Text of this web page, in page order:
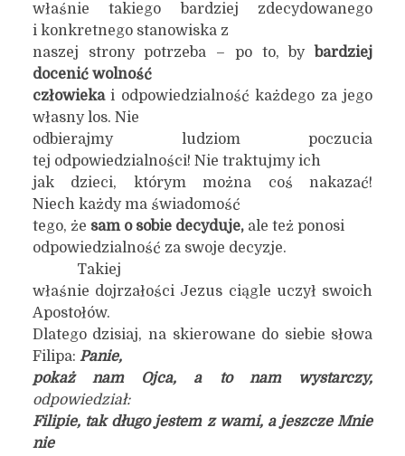
właśnie takiego bardziej zdecydowanego
i konkretnego stanowiska z
naszej strony potrzeba – po to, by
bardziej
docenić wolność
człowiekai odpowiedzialność każdego za jego
własny los. Nie
odbierajmy ludziom poczucia
tej odpowiedzialności! Nie traktujmy ich
jak dzieci, którym można coś nakazać!
Niech każdy ma świadomość
tego, że sam o sobie decyduje, ale też ponosi
odpowiedzialność za swoje decyzje.
Takiej
właśnie dojrzałości Jezus ciągle uczył swoich
Apostołów.
Dlatego dzisiaj, na skierowane do siebie słowa
Filipa: Panie,
pokaż nam Ojca, a to nam wystarczy,
odpowiedział:
Filipie, tak długo jestem z wami, a jeszcze Mnie
nie